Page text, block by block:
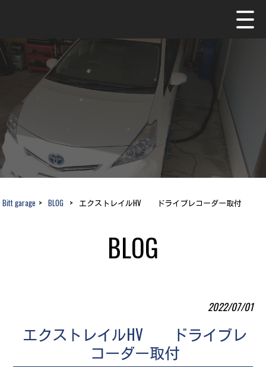
Bitt garage > BLOG > エクストレイルHV ドライブレコーダー取付
BLOG
2022/07/01
エクストレイルHV ドライブレ
コーダー取付